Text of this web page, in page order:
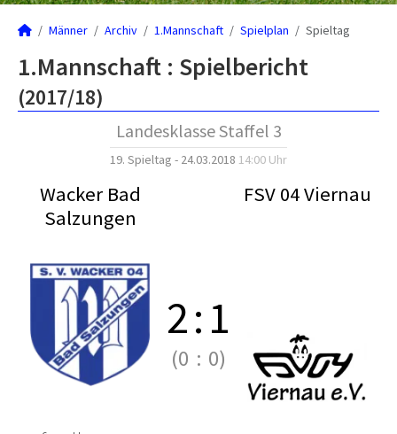
Männer Archiv 1.Mannschaft Spielplan Spieltag
1.Mannschaft : Spielbericht
(2017/18)
Landesklasse Staffel 3
19. Spieltag - 24.03.2018 14:00 Uhr
Wacker Bad
Salzungen
FSV 04 Viernau
2:1
(0 : 0)